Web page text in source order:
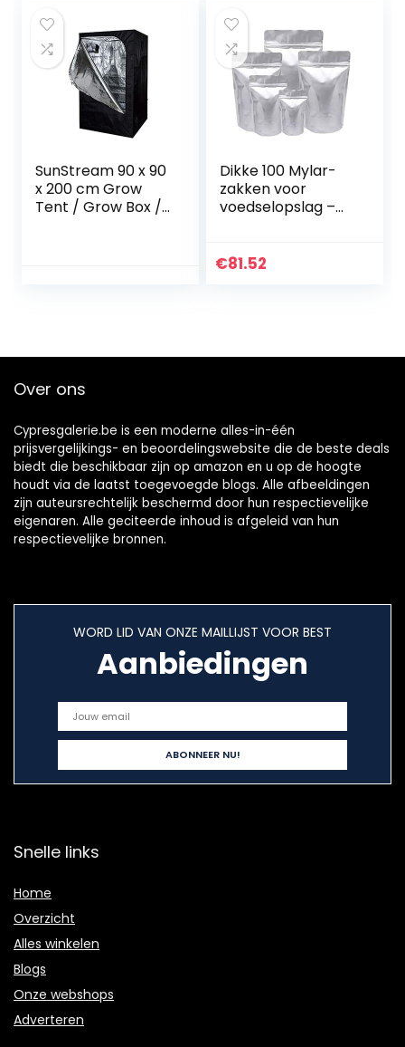
ventilatie,
gaasraam &
reflecterende
mylar voering (120
x 60 x 180cm)
SunStream 90 x 90
x 200 cm Grow
Tent / Grow Box /
Dikke 100 Mylar-
zakken voor
voedselopslag –
zakken die
ritssluiting (Size :
€81.52
Over ons
Cypresgalerie.be is een moderne alles-in-één
prijsvergelijkings- en beoordelingswebsite die de beste deals
biedt die beschikbaar zijn op amazon en u op de hoogte
houdt via de laatst toegevoegde blogs. Alle afbeeldingen
zijn auteursrechtelijk beschermd door hun respectievelijke
eigenaren. Alle geciteerde inhoud is afgeleid van hun
respectievelijke bronnen.
WORD LID VAN ONZE MAILLIJST VOOR BEST
Aanbiedingen
Snelle links
Home
Overzicht
Alles winkelen
Blogs
Onze webshops
Adverteren